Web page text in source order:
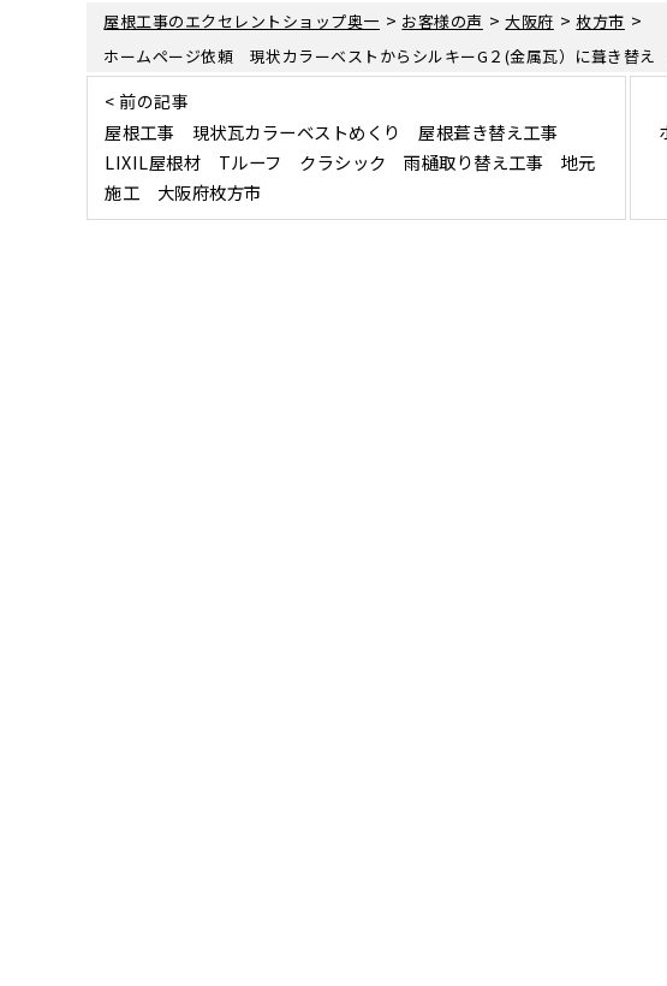
屋根工事のエクセレントショップ奥一 > お客様の声 >大阪府 >枚方市 >
ホームページ依頼 現状カラーベストからシルキーG２(金属瓦）に葺き替
< 前の記事
屋根工事 現状瓦カラーベストめくり 屋根葺き替え工事
LIXIL屋根材 Tルーフ クラシック 雨樋取り替え工事 地元
施工 大阪府枚方市